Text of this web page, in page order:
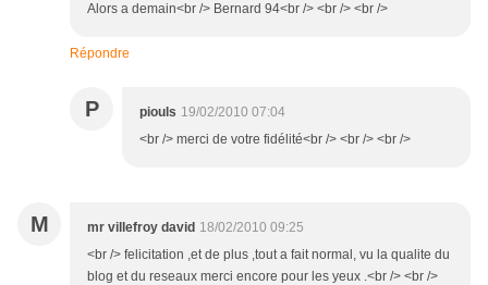
Alors a demain<br /> Bernard 94<br /> <br /> <br />
Répondre
P piouls 19/02/2010 07:04
<br /> merci de votre fidélité<br /> <br /> <br />
M mr villefroy david 18/02/2010 09:25
<br /> felicitation ,et de plus ,tout a fait normal, vu la qualite du
blog et du reseaux merci encore pour les yeux .<br /> <br />